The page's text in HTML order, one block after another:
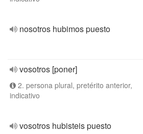
nosotros hubimos puesto
vosotros [poner]
2. persona plural, pretérito anterior,
indicativo
vosotros hubisteis puesto